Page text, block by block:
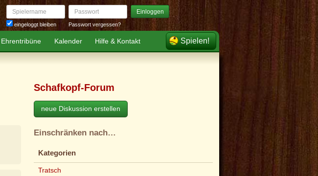
Spielername
eingeloggt bleiben
Passwort Einloggen
Passwort vergessen?
Ehrentribüne Kalender Hilfe & Kontakt Spielen!
Schafkopf-Forum
neue Diskussion erstellen
Einschränken nach…
Kategorien
Tratsch